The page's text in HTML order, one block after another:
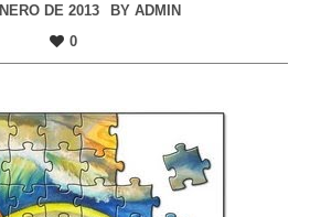
DE 2013 BY ADMIN
0